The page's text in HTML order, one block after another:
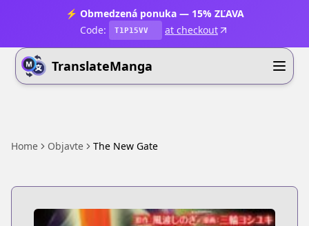
⚡ Obmedzená ponuka — 15% ZĽAVA
Code:
T1P15VV at checkout
TranslateManga
Home Objavte The New Gate